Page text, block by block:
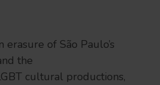
of São Paulo’s
the
cultural productions,